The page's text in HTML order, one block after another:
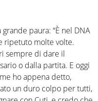
paura: “È nel DNA
ripetuto molte volte.
sempre di dare il
o dalla partita. E oggi
ho appena detto,
un duro colpo per tutti,